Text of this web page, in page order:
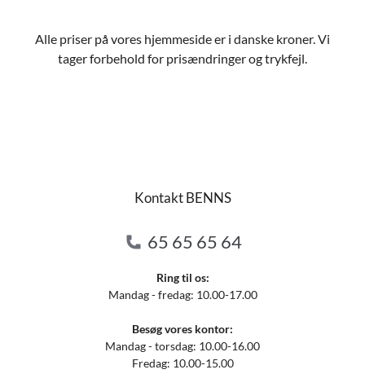
Alle priser på vores hjemmeside er i danske kroner. Vi
tager forbehold for prisændringer og trykfejl.
Kontakt BENNS
65 65 65 64
Ring til os:
Mandag - fredag: 10.00-17.00
Besøg vores kontor:
Mandag - torsdag: 10.00-16.00
Fredag: 10.00-15.00